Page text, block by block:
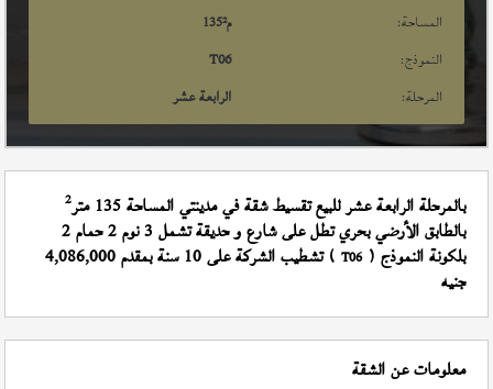
المساحة:
135م²
النموذج:
T06
المرحلة:
الرابعة عشر
بالمرحلة الرابعة عشر للبيع تقسيط شقة في مدينتي المساحة 135 متر 2
بالطابق الأرضي بحري تطل على شارع و حديقة تشمل 3 نوم 2 حمام 2
بلكونة النموذج (T06 ) تشطيب الشركة على 10 سنة بمقدم 4,086,000
جنيه
معلومات عن الشقة